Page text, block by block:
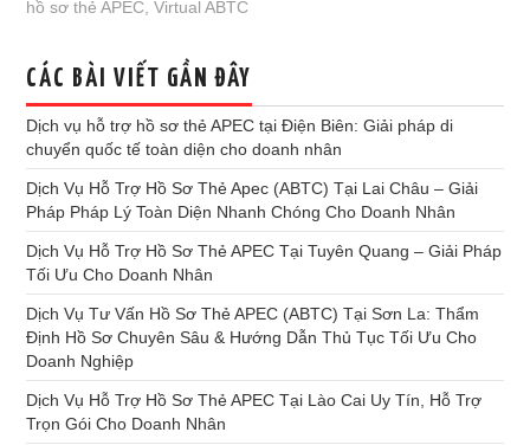
hồ sơ thẻ APEC ,Virtual ABTC
CÁC BÀI VIẾT GẦN ĐÂY
Dịch vụ hỗ trợ hồ sơ thẻ APEC tại Điện Biên: Giải pháp di
chuyển quốc tế toàn diện cho doanh nhân
Dịch Vụ Hỗ Trợ Hồ Sơ Thẻ Apec (ABTC) Tại Lai Châu – Giải
Pháp Pháp Lý Toàn Diện Nhanh Chóng Cho Doanh Nhân
Dịch Vụ Hỗ Trợ Hồ Sơ Thẻ APEC Tại Tuyên Quang – Giải Pháp
Tối Ưu Cho Doanh Nhân
Dịch Vụ Tư Vấn Hồ Sơ Thẻ APEC (ABTC) Tại Sơn La: Thẩm
Định Hồ Sơ Chuyên Sâu & Hướng Dẫn Thủ Tục Tối Ưu Cho
Doanh Nghiệp
Dịch Vụ Hỗ Trợ Hồ Sơ Thẻ APEC Tại Lào Cai Uy Tín, Hỗ Trợ
Trọn Gói Cho Doanh Nhân